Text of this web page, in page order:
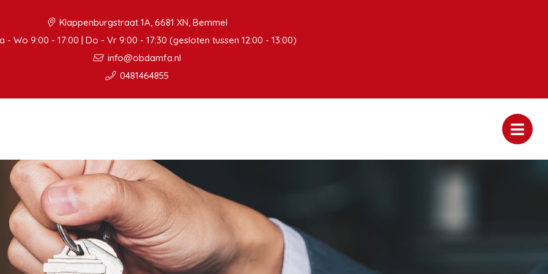
Klappenburgstraat 1A, 6681 XN, Bemmel
- Wo 9:00 - 17:00 | Do - Vr 9:00 - 17:30 (gesloten tussen 12:00 - 13:00)
info@obdamfa.nl
0481464855